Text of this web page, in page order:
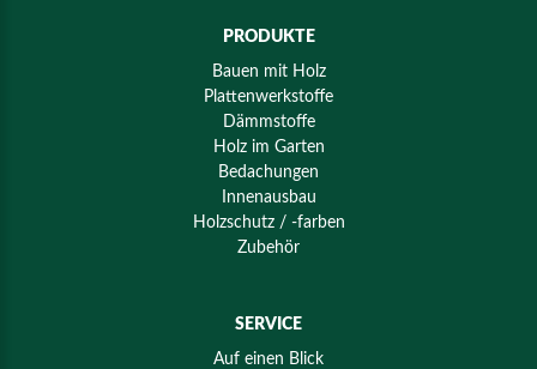
PRODUKTE
Bauen mit Holz
Plattenwerkstoffe
Dämmstoffe
Holz im Garten
Bedachungen
Innenausbau
Holzschutz / -farben
Zubehör
SERVICE
Auf einen Blick